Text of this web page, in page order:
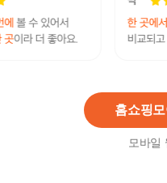
홈쇼핑모
모바일
하나더퍼스
시)도마&중
상담/렌탈
오늘
[닥터오기덤]
오기덤 앰플